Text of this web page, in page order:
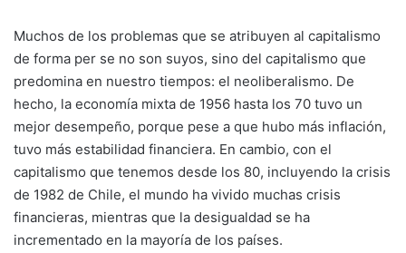
Muchos de los problemas que se atribuyen al capitalismo
de forma per se no son suyos, sino del capitalismo que
predomina en nuestro tiempos: el neoliberalismo. De
hecho, la economía mixta de 1956 hasta los 70 tuvo un
mejor desempeño, porque pese a que hubo más inflación,
tuvo más estabilidad financiera. En cambio, con el
capitalismo que tenemos desde los 80, incluyendo la crisis
de 1982 de Chile, el mundo ha vivido muchas crisis
financieras, mientras que la desigualdad se ha
incrementado en la mayoría de los países.